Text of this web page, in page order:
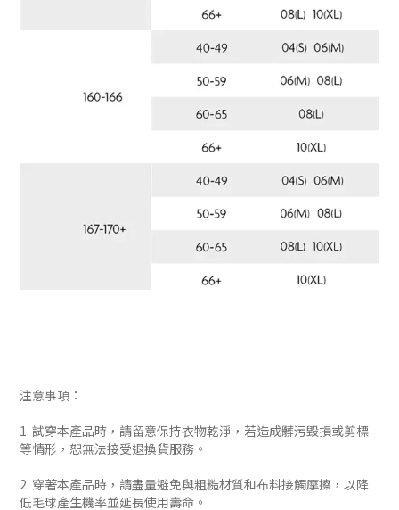
注意事項：
1. 試穿本產品時，請留意保持衣物乾淨，若造成髒污毀損或剪標
等情形，恕無法接受退換貨服務。
2. 穿著本產品時，請盡量避免與粗糙材質和布料接觸摩擦，以降
低毛球產生機率並延長使用壽命。